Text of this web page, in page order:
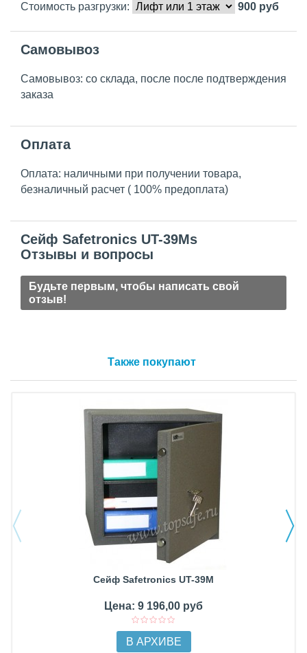
Стоимость разгрузки:
900 руб
Самовывоз
Самовывоз: со склада, после после подтверждения
заказа
Оплата
Оплата: наличными при получении товара,
безналичный расчет ( 100% предоплата)
Сейф Safetronics UT-39Ms
Отзывы и вопросы
Будьте первым, чтобы написать свой
отзыв!
Также покупают
Сейф Safetronics UT-39M
Цена: 9 196,00 руб
В АРХИВЕ